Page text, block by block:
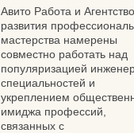
Авито Работа и Агентство
развития
мастерства намерены
совместно работать над
популяризацией
специальностей и
укреплением
имиджа профессий,
связанных с